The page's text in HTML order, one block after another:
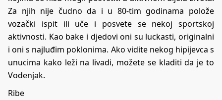
Za njih nije čudno da i u 80-tim godinama polože
vozački ispit ili uče i posvete se nekoj sportskoj
aktivnosti. Kao bake i djedovi oni su luckasti, originalni
i oni s najluđim poklonima. Ako vidite nekog hipijevca s
unucima kako leži na livadi, možete se kladiti da je to
Vodenjak.
Ribe